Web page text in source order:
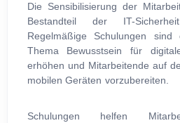
Die Sensibilisierung der
Bestandteil der IT-
Regelmäßige Schulungen
Thema Bewusstsein für
erhöhen und Mitarbeitende auf
mobilen Geräten vorzubereiten.
Schulungen helfen